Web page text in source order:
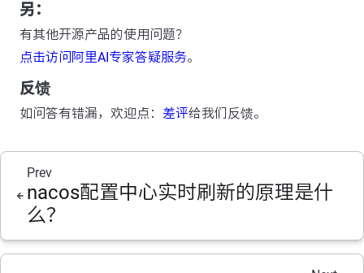
另：
有其他开源产品的使用问题？
点击访问阿里AI专家答疑服务。
反馈
如问答有错漏，欢迎点： 差评给我们反馈。
Prev
nacos配置中心实时刷新的原理是什
么？